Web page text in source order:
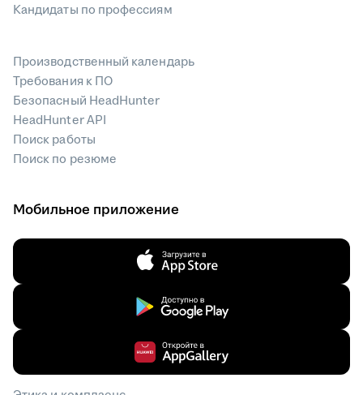
Кандидаты по профессиям
Производственный календарь
Требования к ПО
Безопасный HeadHunter
HeadHunter API
Поиск работы
Поиск по резюме
Мобильное приложение